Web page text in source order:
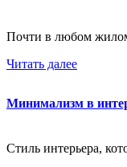
Почти в любом
Читать далее
Минимализм в
Стиль интерьера,